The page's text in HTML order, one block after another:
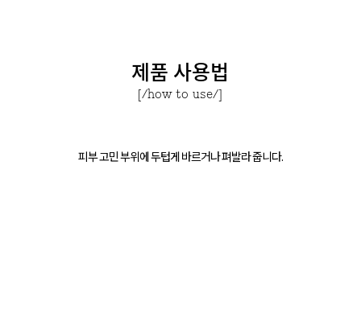
제품 사용법
[/how to use/]
피부 고민 부위에 두텁게 바르거나 펴발라 줍니다.